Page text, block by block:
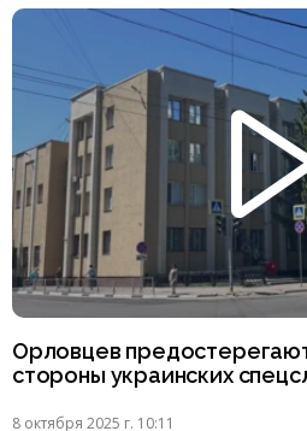
Орловцев
стороны украинских
8 октября 2025 г. 10:11